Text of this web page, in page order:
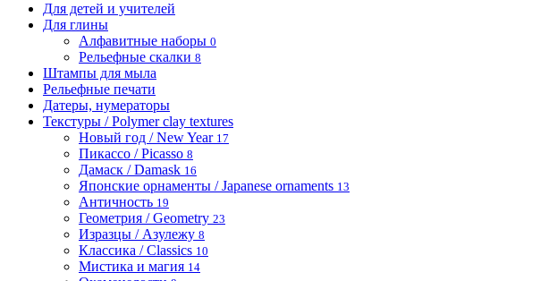
Для детей и учителей
Для глины
Алфавитные наборы 0
Рельефные скалки 8
Штампы для мыла
Рельефные печати
Датеры, нумераторы
Текстуры / Polymer clay textures
Новый год / New Year 17
Пикассо / Picasso 8
Дамаск / Damask 16
Японские орнаменты / Japanese ornaments 13
Античность 19
Геометрия / Geometry 23
Изразцы / Азулежу 8
Классика / Classics 10
Мистика и магия 14